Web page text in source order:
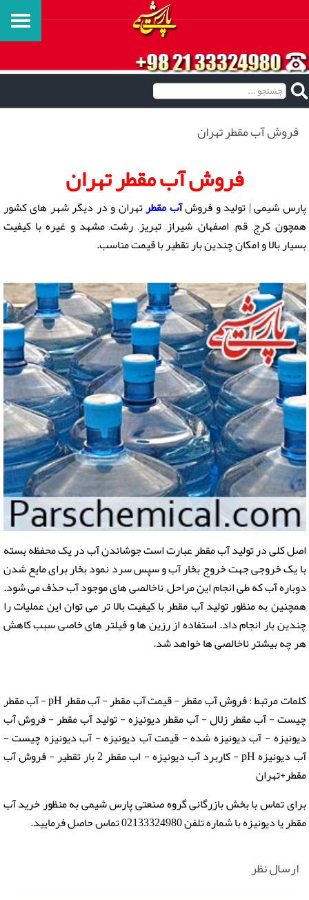
فروش آب مقطر تهران
فروش آب مقطر تهران
پارس شیمی | تولید و فروشآب مقطرتهران و در دیگر شهر های کشور
همچون کرج, قم, اصفهان, شیراز, تبریز, رشت, مشهد و غیره با کیفیت
بسیار بالا و امکان چندین بار تقطیر با قیمت مناسب.
اصل کلی در تولید آب مقطر عبارت است جوشاندن آب در یک محفظه بسته
با یک خروجی جهت خروج بخار آب و سپس سرد نمود بخار برای مایع شدن
دوباره آب که طی انجام این مراحل, ناخالصی های موجود آب حذف می شود.
همچنین به منظور تولید آب مقطر با کیفیت بالا تر می توان این عملیات را
چندین بار انجام داد. استفاده از رزین ها و فیلتر های خاصی سبب کاهش
هر چه بیشتر ناخالصی ها خواهد شد.
کلمات مرتبط : فروش آب مقطر - قیمت آب مقطر - آب مقطر pH - آب مقطر
چیست - آب مقطر زلال - آب مقطر دیونیزه - تولید آب مقطر - فروش آب
دیونیزه - آب دیونیزه شده - قیمت آب دیونیزه - آب دیونیزه چیست -
آب دیونیزه pH - کاربرد آب دیونیزه - اب مقطر 2 بار تقطیر - فروش آب
مقطر+تهران
برای تماس با بخش بازرگانی گروه صنعتی پارس شیمی به منظور خرید آب
مقطر یا دیونیزه با شماره تلفن 02133324980 تماس حاصل فرمایید.
ارسال نظر